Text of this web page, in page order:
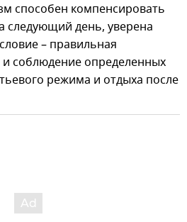
способен компенсировать
следующий день, уверена
– правильная
и соблюдение определенных
режима и отдыха после